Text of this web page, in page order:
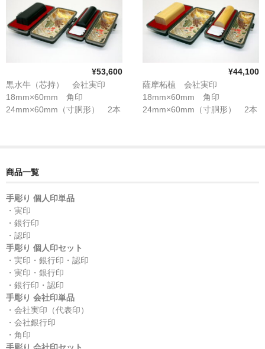
¥53,600
黒水牛（芯持） 会社実印
18mm×60mm 角印
24mm×60mm（寸胴形） 2本
¥44,100
薩摩柘植 会社実印
18mm×60mm 角印
24mm×60mm（寸胴形） 2本
商品一覧
手彫り 個人印単品
・実印
・銀行印
・認印
手彫り 個人印セット
・実印・銀行印・認印
・実印・銀行印
・銀行印・認印
手彫り 会社印単品
・会社実印（代表印）
・会社銀行印
・角印